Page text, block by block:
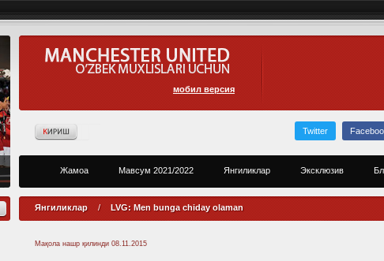
мобил версия
Twitter
Жамоа Мавсум 2021/2022 Янгиликлар Эксклюзив
Янгиликлар / LVG: Men bunga chiday olaman
Мақола нашр қилинди 08.11.2015